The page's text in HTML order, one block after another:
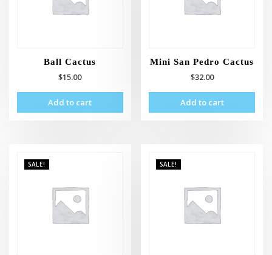
Ball Cactus
$15.00
Add to cart
Mini San Pedro Cactus
$32.00
Add to cart
SALE! SALE!